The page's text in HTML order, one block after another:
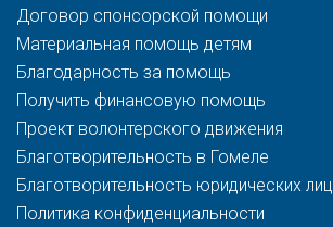
Договор спонсорской помощи
Материальная помощь детям
Благодарность за помощь
Получить финансовую помощь
Проект волонтерского движения
Благотворительность в Гомеле
Благотворительность юридических лиц
Политика конфиденциальности